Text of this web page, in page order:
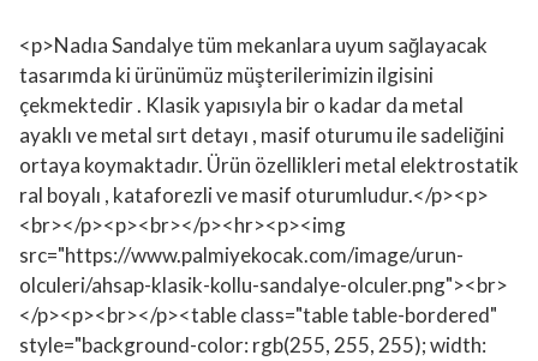
<p>Nadıa Sandalye tüm mekanlara uyum sağlayacak
tasarımda ki ürünümüz müşterilerimizin ilgisini
çekmektedir . Klasik yapısıyla bir o kadar da metal
ayaklı ve metal sırt detayı , masif oturumu ile sadeliğini
ortaya koymaktadır. Ürün özellikleri metal elektrostatik
ral boyalı , kataforezli ve masif oturumludur.</p><p>
<br></p><p><br></p><hr><p><img
src="https://www.palmiyekocak.com/image/urun-
olculeri/ahsap-klasik-kollu-sandalye-olculer.png"><br>
</p><p><br></p><table class="table table-bordered"
style="background-color: rgb(255, 255, 255); width: